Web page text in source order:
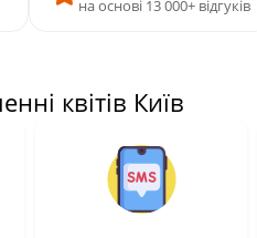
на основі 13 000+ відгуків
квітів Київ